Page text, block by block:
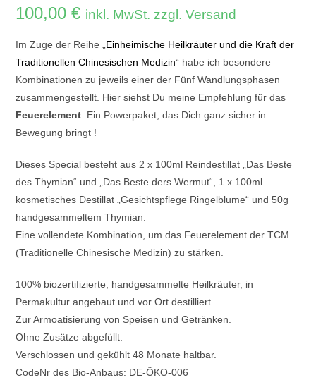
5.00von 5,
basierend
Kundenbewe
rtung
100,00€ inkl. MwSt. zzgl. Versand
Im Zuge der Reihe „ Einheimische Heilkräuter und die Kraft der
Traditionellen Chinesischen Medizin“ habe ich besondere
Kombinationen zu jeweils einer der Fünf Wandlungsphasen
zusammengestellt. Hier siehst Du meine Empfehlung für das
Feuerelement . Ein Powerpaket, das Dich ganz sicher in
Bewegung bringt !
Dieses Special besteht aus 2 x 100ml Reindestillat „Das Beste
des Thymian“ und „Das Beste ders Wermut“, 1 x 100ml
kosmetisches Destillat „Gesichtspflege Ringelblume“ und 50g
handgesammeltem Thymian.
Eine vollendete Kombination, um das Feuerelement der TCM
(Traditionelle Chinesische Medizin) zu stärken.
100% biozertifizierte, handgesammelte Heilkräuter, in
Permakultur angebaut und vor Ort destilliert.
Zur Armoatisierung von Speisen und Getränken.
Ohne Zusätze abgefüllt.
Verschlossen und gekühlt 48 Monate haltbar.
CodeNr des Bio-Anbaus: DE-ÖKO-006